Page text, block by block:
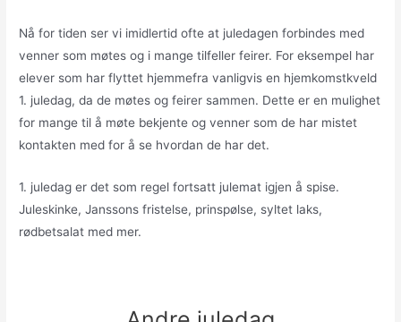
Nå for tiden ser vi imidlertid ofte at juledagen forbindes med
venner som møtes og i mange tilfeller feirer. For eksempel har
elever som har flyttet hjemmefra vanligvis en hjemkomstkveld
1. juledag, da de møtes og feirer sammen. Dette er en mulighet
for mange til å møte bekjente og venner som de har mistet
kontakten med for å se hvordan de har det.
1. juledag er det som regel fortsatt julemat igjen å spise.
Juleskinke, Janssons fristelse, prinspølse, syltet laks,
rødbetsalat med mer.